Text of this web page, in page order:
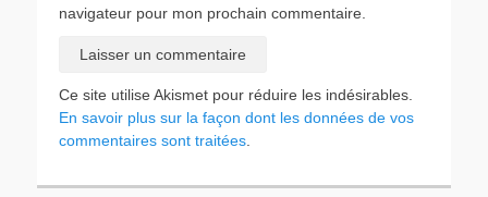
navigateur pour mon prochain commentaire.
Ce site utilise Akismet pour réduire les indésirables.
En savoir plus sur la façon dont les données de vos
commentaires sont traitées